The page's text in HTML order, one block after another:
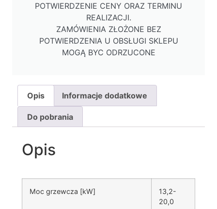
POTWIERDZENIE CENY ORAZ TERMINU
REALIZACJI.
ZAMÓWIENIA ZŁOŻONE BEZ
POTWIERDZENIA U OBSŁUGI SKLEPU
MOGĄ BYC ODRZUCONE
Opis Informacje dodatkowe
Do pobrania
Opis
Moc grzewcza [kW]
13,2-
20,0